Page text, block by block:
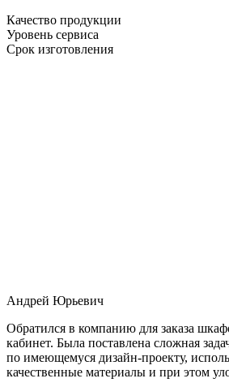
Качество продукции
Уровень сервиса
Срок изготовления
Андрей Юрьевич
Обратился в компанию для заказа
кабинет. Была поставлена сложная
по имеющемуся дизайн-проекту,
качественные материалы и при этом